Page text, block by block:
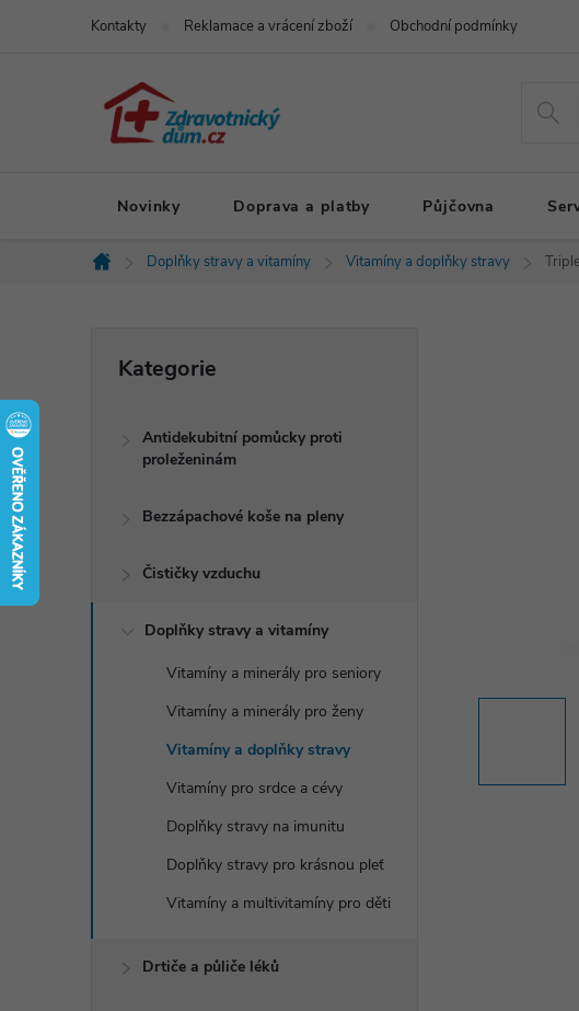
Kontakty Reklamace a vrácení zboží Obchodní podmínky
Novinky Doprava a platby Půjčovna
Domů
Doplňky stravy a vitamíny Vitamíny a doplňky stravy
n
kategorie
Kategorie
Antidekubitní pomůcky proti
proleženinám
Bezzápachové koše na pleny
Čističky vzduchu
Doplňky stravy a vitamíny
Vitamíny a minerály pro seniory
Vitamíny a minerály pro ženy
Vitamíny a doplňky stravy
Vitamíny pro srdce a cévy
Doplňky stravy na imunitu
Doplňky stravy pro krásnou pleť
Vitamíny a multivitamíny pro děti
Drtiče a půliče léků